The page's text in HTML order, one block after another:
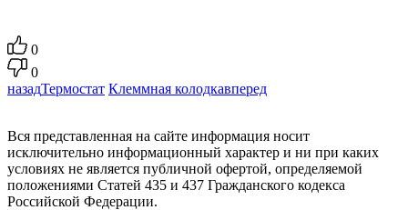
0
0
назадТермостат Клеммная колодкавперед
Вся представленная на сайте информация носит
исключительно информационный характер и ни при каких
условиях не является публичной офертой, определяемой
положениями Статей 435 и 437 Гражданского кодекса
Российской Федерации.